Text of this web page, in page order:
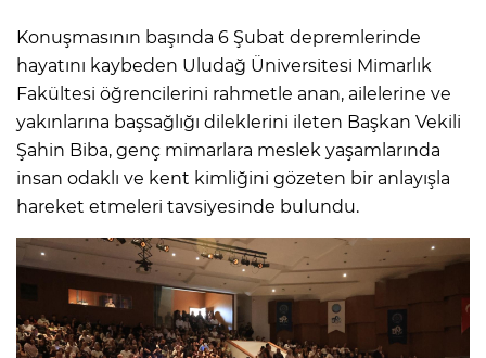
Konuşmasının başında 6 Şubat depremlerinde
hayatını kaybeden Uludağ Üniversitesi Mimarlık
Fakültesi öğrencilerini rahmetle anan, ailelerine ve
yakınlarına başsağlığı dileklerini ileten Başkan Vekili
Şahin Biba, genç mimarlara meslek yaşamlarında
insan odaklı ve kent kimliğini gözeten bir anlayışla
hareket etmeleri tavsiyesinde bulundu.